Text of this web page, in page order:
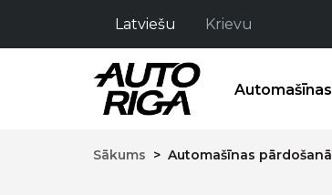
Latviešu Krievu
Automašīnas
Sākums > Automašīnas pārdošanā